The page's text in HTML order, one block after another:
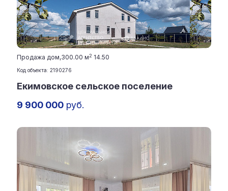
Продажа дом,300.00 м2 14.50
Код объекта: 2190276
Екимовское сельское поселение
9 900 000 руб.